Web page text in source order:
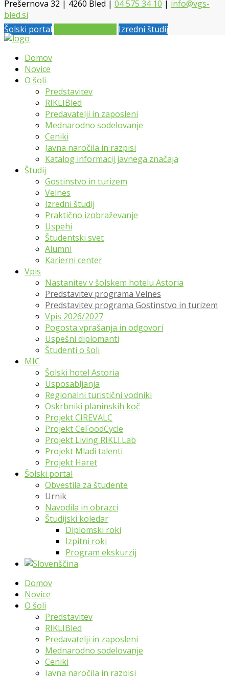
Prešernova 32 | 4260 Bled | 04 575 34 10 | info@vgs-
bled.si
Šolski portal
Izredni študij
Domov
Novice
O šoli
Predstavitev
RIKLIBled
Predavatelji in zaposleni
Mednarodno sodelovanje
Ceniki
Javna naročila in razpisi
Katalog informacij javnega značaja
Študij
Gostinstvo in turizem
Velnes
Izredni študij
Praktično izobraževanje
Uspehi
Študentski svet
Alumni
Karierni center
Vpis
Nastanitev v šolskem hotelu Astoria
Predstavitev programa Velnes
Predstavitev programa Gostinstvo in turizem
Vpis 2026/2027
Pogosta vprašanja in odgovori
Uspešni diplomanti
Študenti o šoli
MIC
Šolski hotel Astoria
Usposabljanja
Regionalni turistični vodniki
Oskrbniki planinskih koč
Projekt CIREVALC
Projekt CeFoodCycle
Projekt Living RIKLI.Lab
Projekt Mladi talenti
Projekt Haret
Šolski portal
Obvestila za študente
Urnik
Navodila in obrazci
Študijski koledar
Diplomski roki
Izpitni roki
Program ekskurzij
Domov
Novice
O šoli
Predstavitev
RIKLIBled
Predavatelji in zaposleni
Mednarodno sodelovanje
Ceniki
Javna naročila in razpisi